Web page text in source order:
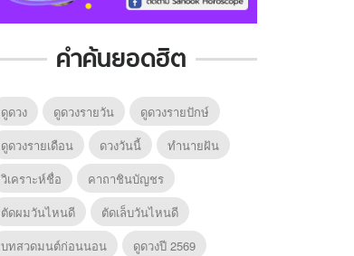
คำค้นยอดฮิต
ดูดวง ดูดวงรายวัน
ดูดวงรายปักษ์
ดูดวงรายเดือน
ดวงวันนี้
ทํานายฝัน
วิเคราะห์ชื่อ
คาถาชินบัญชร
ตัดผมวันไหนดี
ตัดเล็บวันไหนดี
บทสวดมนต์ก่อนนอน
ดูดวงปี 2569